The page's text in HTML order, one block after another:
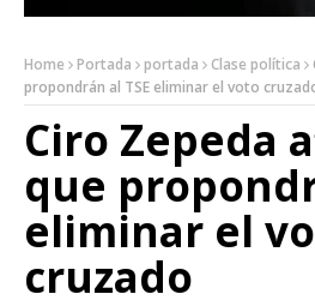
Home Portada portada Clase política
propondrán al TSE eliminar el voto
Ciro Zepeda
que
eliminar el
cruzado